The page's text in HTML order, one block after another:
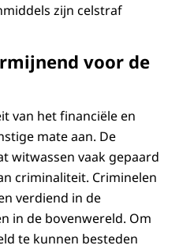
zijn celstraf
voor de
van het financiële en
mate aan. De
witwassen vaak gepaard
criminaliteit. Criminelen
verdiend in de
in de bovenwereld. Om
te kunnen besteden